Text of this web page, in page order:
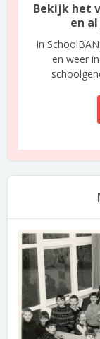
Bekijk het
en
In
en weer